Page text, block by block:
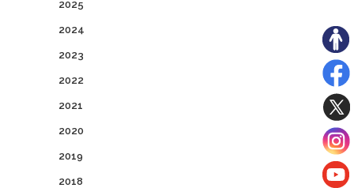
2025
2024
2023
2022
2021
2020
2019
2018